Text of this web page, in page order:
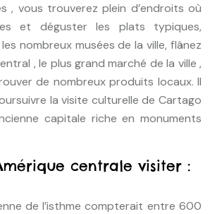
, vous trouverez plein d’endroits où
et déguster les plats typiques,
nombreux musées de la ville, flânez
, le plus grand marché de la ville ,
de nombreux produits locaux. Il
la visite culturelle de Cartago
capitale riche en monuments
centrale visiter :
de l’isthme compterait entre 600